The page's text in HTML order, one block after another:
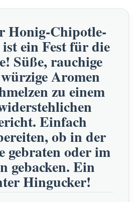
Honig-Chipotle-
ein Fest für die
Süße, rauchige
Aromen
zu einem
Einfach
ob in der
gebraten oder im
gebacken. Ein
Hingucker!